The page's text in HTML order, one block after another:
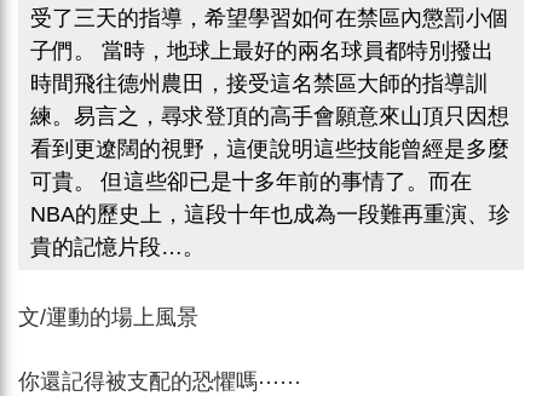
受了三天的指導，希望學習如何在禁區內懲罰小個
子們。 當時，地球上最好的兩名球員都特別撥出
時間飛往德州農田，接受這名禁區大師的指導訓
練。易言之，尋求登頂的高手會願意來山頂只因想
看到更遼闊的視野，這便說明這些技能曾經是多麼
可貴。 但這些卻已是十多年前的事情了。而在
NBA的歷史上，這段十年也成為一段難再重演、珍
貴的記憶片段…。
文/運動的場上風景
你還記得被支配的恐懼嗎⋯⋯